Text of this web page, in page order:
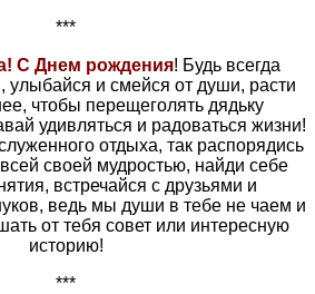
***
С Днем рождения! Будь всегда
улыбайся и смейся от души, расти
чтобы перещеголять дядьку
удивляться и радоваться жизни!
отдыха, так распорядись
своей мудростью, найди себе
встречайся с друзьями и
ведь мы души в тебе не чаем и
от тебя совет или интересную
историю!
***